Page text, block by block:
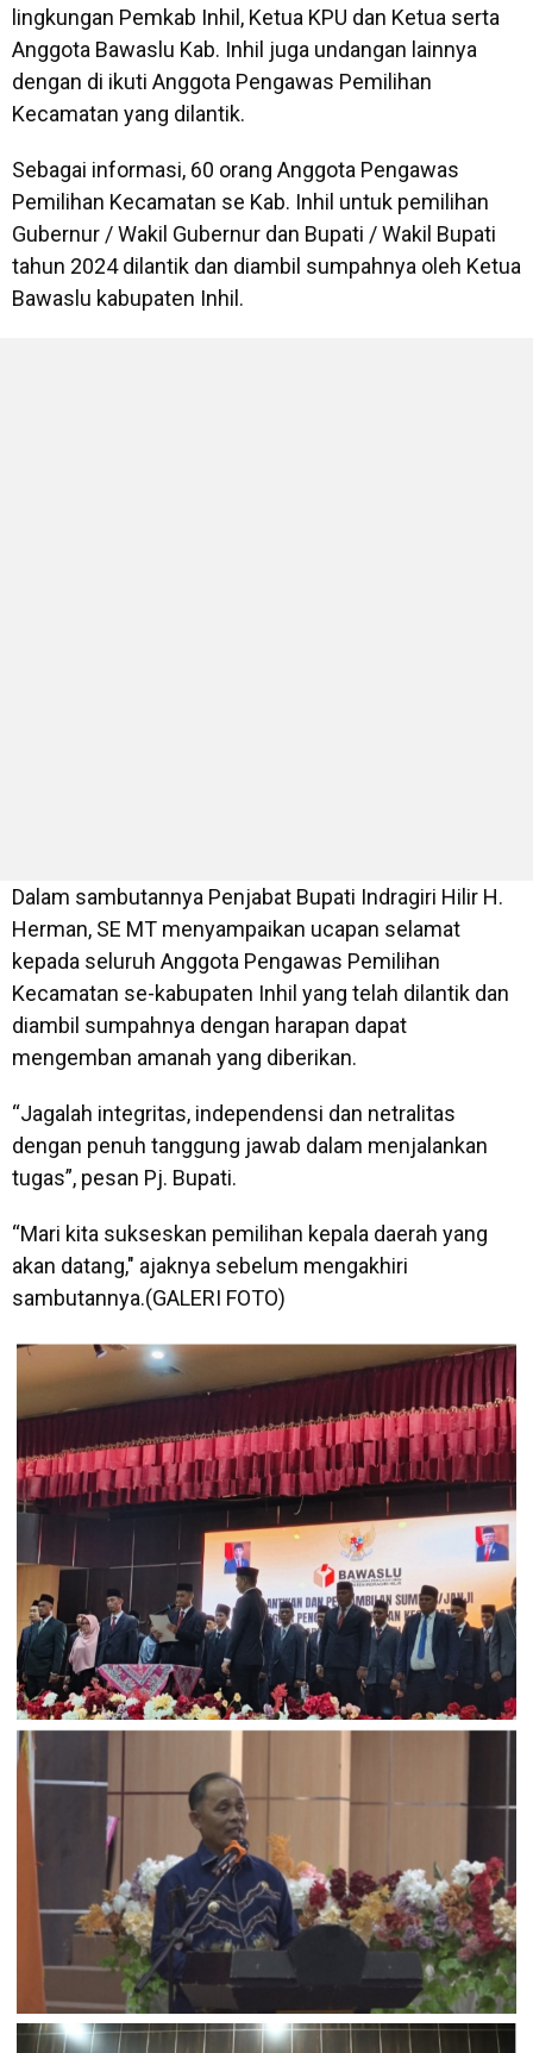
lingkungan Pemkab Inhil, Ketua KPU dan Ketua serta
Anggota Bawaslu Kab. Inhil juga undangan lainnya
dengan di ikuti Anggota Pengawas Pemilihan
Kecamatan yang dilantik.
Sebagai informasi, 60 orang Anggota Pengawas
Pemilihan Kecamatan se Kab. Inhil untuk pemilihan
Gubernur / Wakil Gubernur dan Bupati / Wakil Bupati
tahun 2024 dilantik dan diambil sumpahnya oleh Ketua
Bawaslu kabupaten Inhil.
Dalam sambutannya Penjabat Bupati Indragiri Hilir H.
Herman, SE MT menyampaikan ucapan selamat
kepada seluruh Anggota Pengawas Pemilihan
Kecamatan se-kabupaten Inhil yang telah dilantik dan
diambil sumpahnya dengan harapan dapat
mengemban amanah yang diberikan.
“Jagalah integritas, independensi dan netralitas
dengan penuh tanggung jawab dalam menjalankan
tugas”, pesan Pj. Bupati.
“Mari kita sukseskan pemilihan kepala daerah yang
akan datang," ajaknya sebelum mengakhiri
sambutannya.(GALERI FOTO)